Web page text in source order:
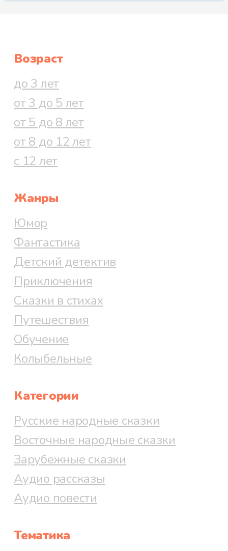
Возраст
до 3 лет
от 3 до 5 лет
от 5 до 8 лет
от 8 до 12 лет
с 12 лет
Жанры
Юмор
Фантастика
Детский детектив
Приключения
Сказки в стихах
Путешествия
Обучение
Колыбельные
Категории
Русские народные сказки
Восточные народные сказки
Зарубежные сказки
Аудио рассказы
Аудио повести
Тематика